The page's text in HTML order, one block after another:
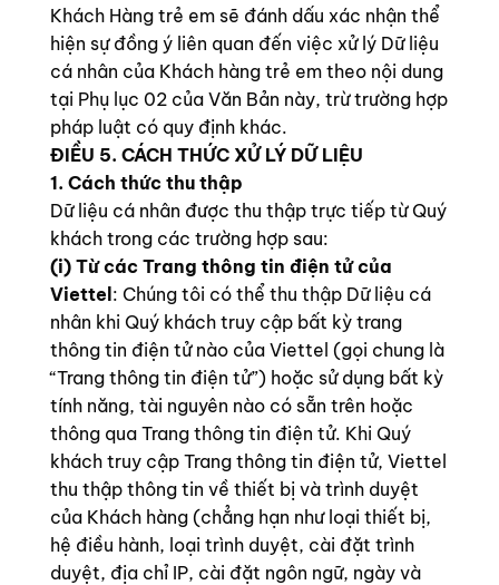
Khách Hàng trẻ em sẽ đánh dấu xác nhận thể
hiện sự đồng ý liên quan đến việc xử lý Dữ liệu
cá nhân của Khách hàng trẻ em theo nội dung
tại Phụ lục 02 của Văn Bản này, trừ trường hợp
pháp luật có quy định khác.
ĐIỀU 5. CÁCH THỨC XỬ LÝ DỮ LIỆU
1. Cách thức thu thập
Dữ liệu cá nhân được thu thập trực tiếp từ Quý
khách trong các trường hợp sau:
(i) Từ các Trang thông tin điện tử của
Viettel: Chúng tôi có thể thu thập Dữ liệu cá
nhân khi Quý khách truy cập bất kỳ trang
thông tin điện tử nào của Viettel (gọi chung là
“Trang thông tin điện tử”) hoặc sử dụng bất kỳ
tính năng, tài nguyên nào có sẵn trên hoặc
thông qua Trang thông tin điện tử. Khi Quý
khách truy cập Trang thông tin điện tử, Viettel
thu thập thông tin về thiết bị và trình duyệt
của Khách hàng (chẳng hạn như loại thiết bị,
hệ điều hành, loại trình duyệt, cài đặt trình
duyệt, địa chỉ IP, cài đặt ngôn ngữ, ngày và